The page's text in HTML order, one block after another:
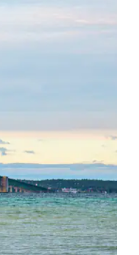
hacia abajo, o bien tocando y